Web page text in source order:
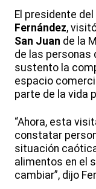
El presidente
Fernández,
San Juan de la
de las personas
sustento la
espacio
parte de la vida
“Ahora, esta
constatar
situación
alimentos en el
cambiar”, dijo